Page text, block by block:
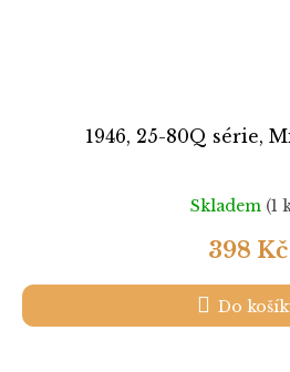
1946, 25-80Q série,
Skladem (1
398 Kč
Do